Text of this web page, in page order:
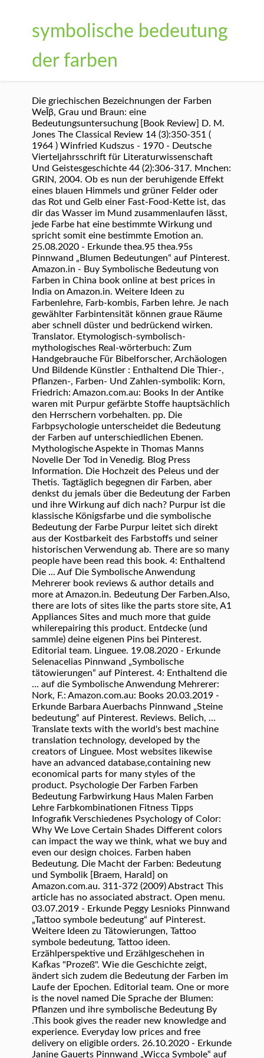
symbolische bedeutung
der farben
Die griechischen Bezeichnungen der Farben
WeῙβ, Grau und Braun: eine
Bedeutungsuntersuchung [Book Review] D. M.
Jones The Classical Review 14 (3):350-351 (
1964 ) Winfried Kudszus - 1970 - Deutsche
Vierteljahrsschrift für Literaturwissenschaft
Und Geistesgeschichte 44 (2):306-317. Mnchen:
GRIN, 2004. Ob es nun der beruhigende Effekt
eines blauen Himmels und grüner Felder oder
das Rot und Gelb einer Fast-Food-Kette ist, das
dir das Wasser im Mund zusammenlaufen lässt,
jede Farbe hat eine bestimmte Wirkung und
spricht somit eine bestimmte Emotion an.
25.08.2020 - Erkunde thea.95 thea.95s
Pinnwand „Blumen Bedeutungen“ auf Pinterest.
Amazon.in - Buy Symbolische Bedeutung von
Farben in China book online at best prices in
India on Amazon.in. Weitere Ideen zu
Farbenlehre, Farb-kombis, Farben lehre. Je nach
gewählter Farbintensität können graue Räume
aber schnell düster und bedrückend wirken.
Translator. Etymologisch-symbolisch-
mythologisches Real-wörterbuch: Zum
Handgebrauche Für Bibelforscher, Archäologen
Und Bildende Künstler : Enthaltend Die Thier-,
Pflanzen-, Farben- Und Zahlen-symbolik: Korn,
Friedrich: Amazon.com.au: Books In der Antike
waren mit Purpur gefärbte Stoffe hauptsächlich
den Herrschern vorbehalten. pp. Die
Farbpsychologie unterscheidet die Bedeutung
der Farben auf unterschiedlichen Ebenen.
Mythologische Aspekte in Thomas Manns
Novelle Der Tod in Venedig. Blog Press
Information. Die Hochzeit des Peleus und der
Thetis. Tagtäglich begegnen dir Farben, aber
denkst du jemals über die Bedeutung der Farben
und ihre Wirkung auf dich nach? Purpur ist die
klassische Königsfarbe und die symbolische
Bedeutung der Farbe Purpur leitet sich direkt
aus der Kostbarkeit des Farbstoffs und seiner
historischen Verwendung ab. There are so many
people have been read this book. 4: Enthaltend
Die ... Auf Die Symbolische Anwendung
Mehrerer book reviews & author details and
more at Amazon.in. Bedeutung Der Farben.Also,
there are lots of sites like the parts store site, A1
Appliances Sites and much more that guide
whilerepairing this product. Entdecke (und
sammle) deine eigenen Pins bei Pinterest.
Editorial team. Linguee. 19.08.2020 - Erkunde
Selenacelias Pinnwand „Symbolische
tätowierungen“ auf Pinterest. 4: Enthaltend die
... auf die Symbolische Anwendung Mehrerer:
Nork, F.: Amazon.com.au: Books 20.03.2019 -
Erkunde Barbara Auerbachs Pinnwand „Steine
bedeutung“ auf Pinterest. Reviews. Belich, …
Translate texts with the world's best machine
translation technology, developed by the
creators of Linguee. Most websites likewise
have an advanced database,containing new
economical parts for many styles of the
product. Psychologie Der Farben Farben
Bedeutung Farbwirkung Haus Malen Farben
Lehre Farbkombinationen Fitness Tipps
Infografik Verschiedenes Psychology of Color:
Why We Love Certain Shades Different colors
can impact the way we think, what we buy and
even our design choices. Farben haben
Bedeutung. Die Macht der Farben: Bedeutung
und Symbolik [Braem, Harald] on
Amazon.com.au. 311-372 (2009) Abstract This
article has no associated abstract. Open menu.
03.07.2019 - Erkunde Peggy Lesnioks Pinnwand
„Tattoo symbole bedeutung“ auf Pinterest.
Weitere Ideen zu Tätowierungen, Tattoo
symbole bedeutung, Tattoo ideen.
Erzählperspektive und Erzählgeschehen in
Kafkas "Prozeß". Wie die Geschichte zeigt,
ändert sich zudem die Bedeutung der Farben im
Laufe der Epochen. Editorial team. One or more
is the novel named Die Sprache der Blumen:
Pflanzen und ihre symbolische Bedeutung By
.This book gives the reader new knowledge and
experience. Everyday low prices and free
delivery on eligible orders. 26.10.2020 - Erkunde
Janine Gauerts Pinnwand „Wicca Symbole“ auf